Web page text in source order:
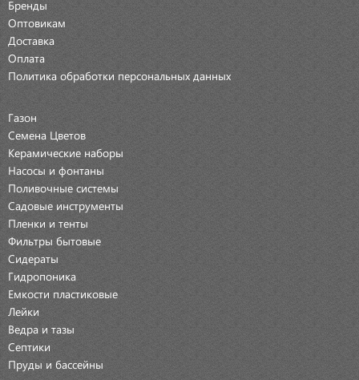
Бренды
Оптовикам
Доставка
Оплата
Политика обработки персональных данных
Газон
Семена Цветов
Керамические наборы
Насосы и фонтаны
Поливочные системы
Садовые инструменты
Пленки и тенты
Фильтры бытовые
Сидераты
Гидропоника
Емкости пластиковые
Лейки
Ведра и тазы
Септики
Пруды и бассейны